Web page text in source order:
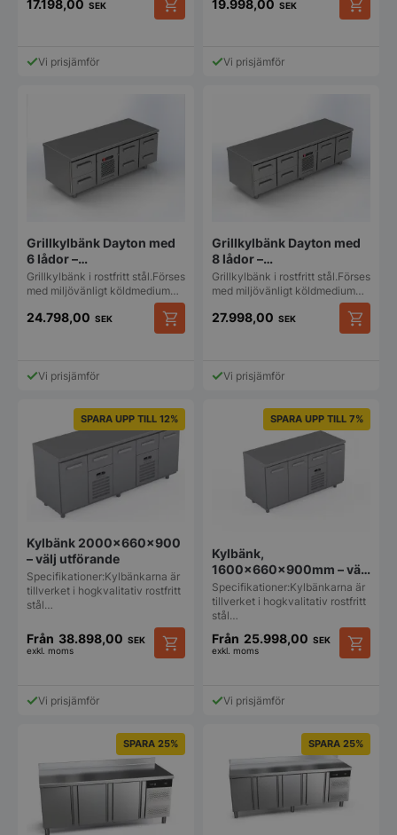
17.198,00 SEK
Vi prisjämför
19.998,00 SEK
Vi prisjämför
Grillkylbänk Dayton med
6 lådor –
1600x660x660mm
Grillkylbänk i rostfritt stål.Förses
med miljövänligt köldmedium…
24.798,00 SEK
Vi prisjämför
Grillkylbänk Dayton med
8 lådor –
2000x660x660mm
Grillkylbänk i rostfritt stål.Förses
med miljövänligt köldmedium…
27.998,00 SEK
Vi prisjämför
SPARA UPP TILL 12%
Kylbänk 2000x660x900
– välj utförande
Specifikationer:Kylbänkarna är
tillverket i hogkvalitativ rostfritt
stål…
Från 38.898,00 SEK
exkl. moms
produkten
flera
varianter.
De
olika
alternativen
kan
väljas
Vi prisjämför
SPARA UPP TILL 7%
Kylbänk,
1600x660x900mm – välj
utförande
Specifikationer:Kylbänkarna är
tillverket i hogkvalitativ rostfritt
stål…
Från 25.998,00 SEK
exkl. moms
flera
De
olika
kan
Vi prisjämför
SPARA 25% SPARA 25%